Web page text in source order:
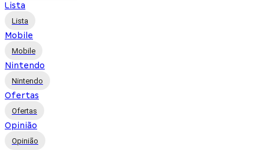
Lista
Lista
Mobile
Mobile
Nintendo
Nintendo
Ofertas
Ofertas
Opinião
Opinião